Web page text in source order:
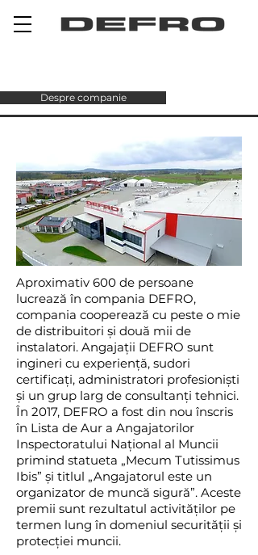
Despre companie
Aproximativ 600 de persoane
lucrează în compania DEFRO,
compania cooperează cu peste o mie
de distribuitori și două mii de
instalatori. Angajații DEFRO sunt
ingineri cu experiență, sudori
certificați, administratori profesioniști
și un grup larg de consultanți tehnici.
În 2017, DEFRO a fost din nou înscris
în Lista de Aur a Angajatorilor
Inspectoratului Național al Muncii
primind statueta „Mecum Tutissimus
Ibis” și titlul „Angajatorul este un
organizator de muncă sigură”. Aceste
premii sunt rezultatul activităților pe
termen lung în domeniul securității și
protecției muncii.